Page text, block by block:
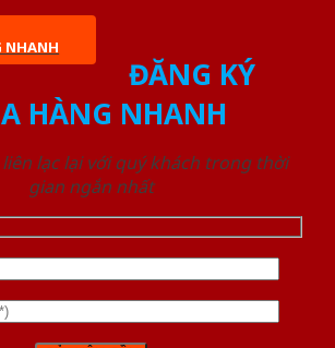
NHANH
ĐĂNG KÝ
HÀNG NHANH
lạc lại với quý khách trong thời
gian ngắn nhất